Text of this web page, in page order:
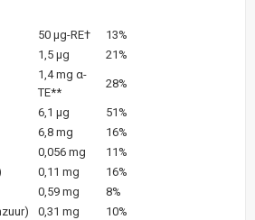
50 µg-RE†
13%
1,5 µg 21%
1,4 mg α-
TE**
28%
6,1 µg
51%
6,8 mg
16%
0,056 mg
11%
0,11 mg
16%
0,59 mg
8%
0,31 mg
10%